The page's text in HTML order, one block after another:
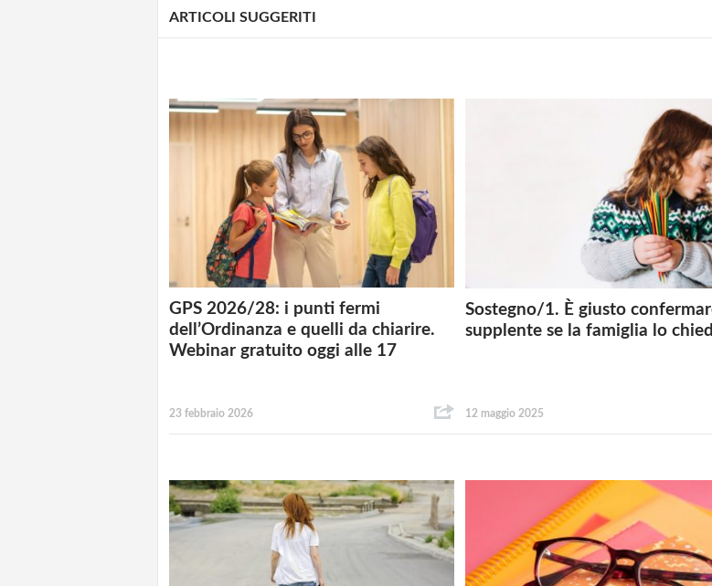
ARTICOLI SUGGERITI
GPS 2026/28: i punti fermi
dell’Ordinanza e quelli da chiarire.
Webinar gratuito oggi alle 17
23 febbraio 2026
Sostegno/1. È giusto
supplente se la famiglia lo
12 maggio 2025